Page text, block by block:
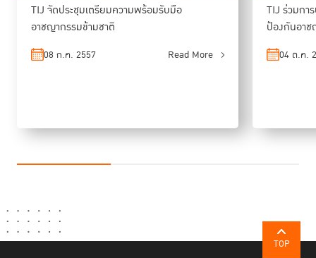
TIJ จัดประชุมเตรียมความพร้อมรับมือ
อาชญากรรมข้ามชาติ
08 ก.ค. 2557 Read More
TIJ ร่วมกา
ป้องกันอาช
04 ต.ค.
TOP